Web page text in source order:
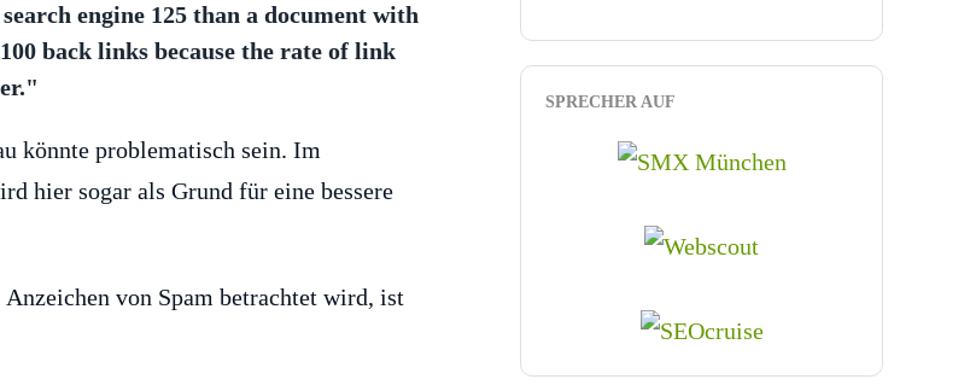
engine 125 than a document with
back links because the rate of link
könnte problematisch sein. Im
hier sogar als Grund für eine bessere
von Spam betrachtet wird, ist
SPRECHER AUF